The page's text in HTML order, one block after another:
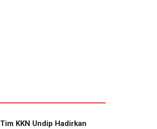
Tim KKN Undip Hadirkan